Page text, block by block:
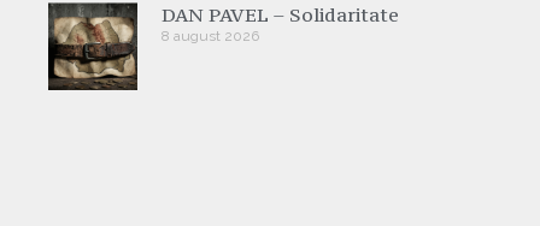
DAN PAVEL – Solidaritate
8 august 2026